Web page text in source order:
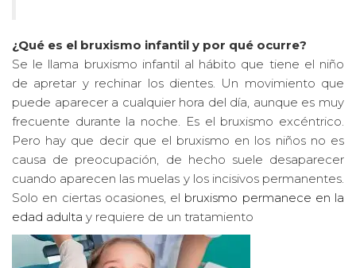
¿Qué es el bruxismo infantil y por qué ocurre?
Se le llama bruxismo infantil al hábito que tiene el niño
de apretar y rechinar los dientes. Un movimiento que
puede aparecer a cualquier hora del día, aunque es muy
frecuente durante la noche. Es el bruxismo excéntrico.
Pero hay que decir que el bruxismo en los niños no es
causa de preocupación, de hecho suele desaparecer
cuando aparecen las muelas y los incisivos permanentes.
Solo en ciertas ocasiones, el bruxismo permanece en la
edad adulta y requiere de un tratamiento